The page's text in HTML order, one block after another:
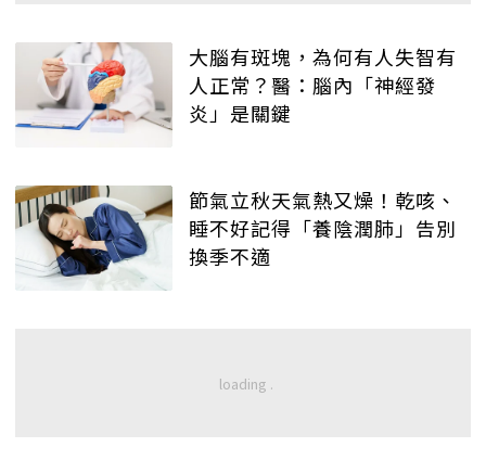
大腦有斑塊，為何有人失智有
人正常？醫：腦內「神經發
炎」是關鍵
節氣立秋天氣熱又燥！乾咳、
睡不好記得「養陰潤肺」告別
換季不適